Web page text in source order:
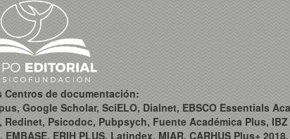
de documentación:
Google Scholar, SciELO, Dialnet, EBSCO Essentials
Redinet, Psicodoc, Pubpsych, Fuente Académica Plus, IBZ
ERIH PLUS, Latindex, MIAR, CARHUS Plus+ 2018,